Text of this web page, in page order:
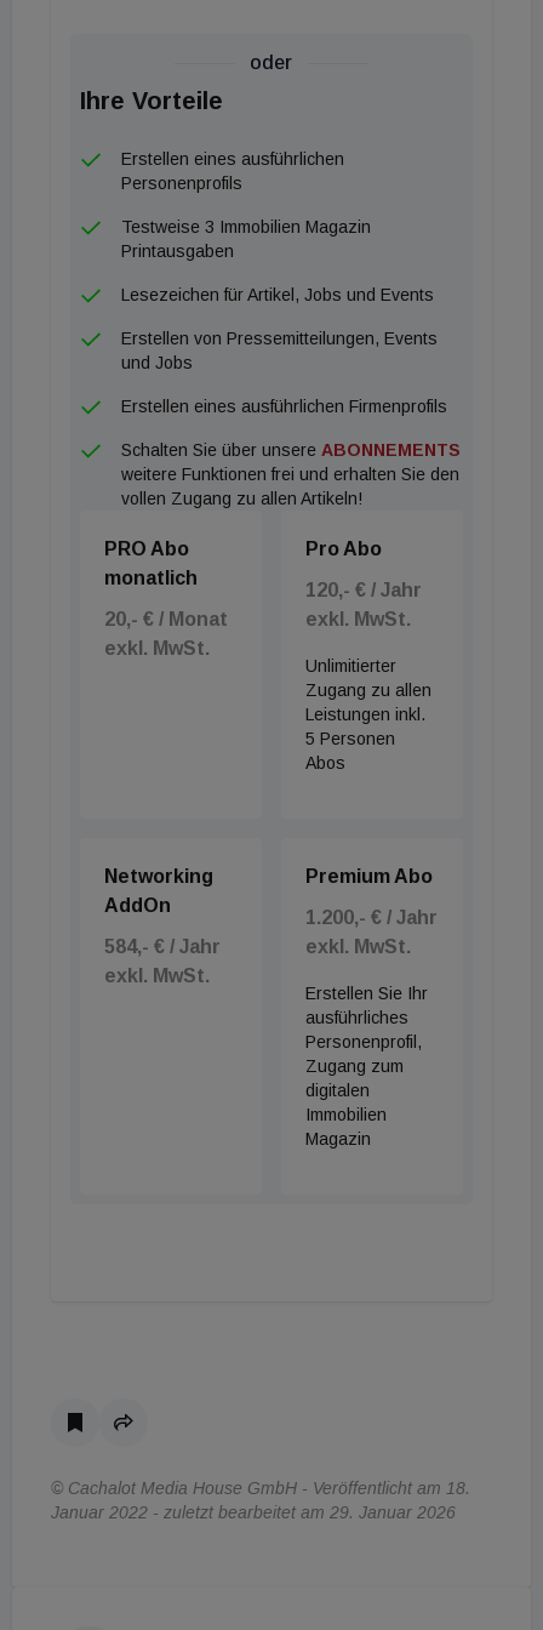
oder
Ihre Vorteile
Erstellen eines ausführlichen
Personenprofils
Testweise 3 Immobilien Magazin
Printausgaben
Lesezeichen für Artikel, Jobs und Events
Erstellen von Pressemitteilungen, Events
und Jobs
Erstellen eines ausführlichen Firmenprofils
Schalten Sie über unsere ABONNEMENTS
weitere Funktionen frei und erhalten Sie den
vollen Zugang zu allen Artikeln!
PRO Abo
monatlich
20,- € / Monat
exkl. MwSt.
Pro Abo
120,- € / Jahr
exkl. MwSt.
Unlimitierter
Zugang zu allen
Leistungen inkl.
5 Personen
Abos
Networking
AddOn
584,- € / Jahr
exkl. MwSt.
Premium Abo
1.200,- € / Jahr
exkl. MwSt.
Erstellen Sie Ihr
ausführliches
Personenprofil,
Zugang zum
digitalen
Immobilien
Magazin
© Cachalot Media House GmbH - Veröffentlicht am 18.
Januar 2022 - zuletzt bearbeitet am 29. Januar 2026